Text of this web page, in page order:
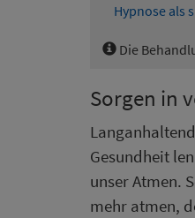
Hypnose als
Die
Sorgen in
Gesundheit
unser Atmen.
mehr atmen,